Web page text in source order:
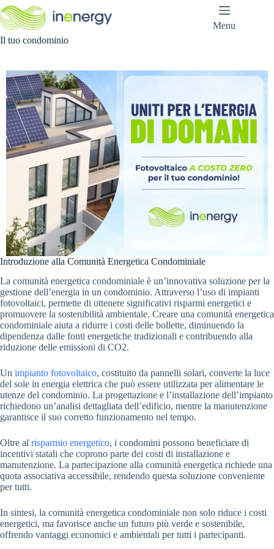
Salta
al
contenuto
Menu
Il tuo condominio
Introduzione alla Comunità Energetica Condominiale
La comunità energetica condominiale è un’innovativa soluzione per la
gestione dell’energia in un condominio. Attraverso l’uso di impianti
fotovoltaici, permette di ottenere significativi risparmi energetici e
promuovere la sostenibilità ambientale. Creare una comunità energetica
condominiale aiuta a ridurre i costi delle bollette, diminuendo la
dipendenza dalle fonti energetiche tradizionali e contribuendo alla
riduzione delle emissioni di CO2.
Un impianto fotovoltaico, costituito da pannelli solari, converte la luce
del sole in energia elettrica che può essere utilizzata per alimentare le
utenze del condominio. La progettazione e l’installazione dell’impianto
richiedono un’analisi dettagliata dell’edificio, mentre la manutenzione
garantisce il suo corretto funzionamento nel tempo.
Oltre al risparmio energetico, i condomini possono beneficiare di
incentivi statali che coprono parte dei costi di installazione e
manutenzione. La partecipazione alla comunità energetica richiede una
quota associativa accessibile, rendendo questa soluzione conveniente
per tutti.
In sintesi, la comunità energetica condominiale non solo riduce i costi
energetici, ma favorisce anche un futuro più verde e sostenibile,
offrendo vantaggi economici e ambientali per tutti i partecipanti.